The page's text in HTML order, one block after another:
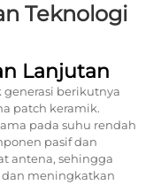
Teknologi
Lanjutan
berikutnya
patch keramik.
pada suhu rendah
pasif dan
antena, sehingga
meningkatkan